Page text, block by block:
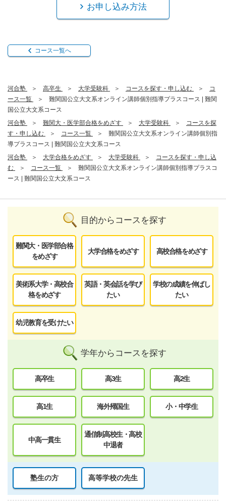
お申し込み方法
コース一覧へ
河合塾 高卒生 大学受験科 コースを探す・申し込む
コ
ース一覧
難関国公立大文系オンライン講師個別指導プラスコース | 難関
国公立大文系コース
河合塾
難関大・医学部合格をめざす 大学受験科
コースを探
す・申し込む
コース一覧
難関国公立大文系オンライン講師個別指
導プラスコース | 難関国公立大文系コース
河合塾
大学合格をめざす 大学受験科
コースを探す・申し込
む
コース一覧
難関国公立大文系オンライン講師個別指導プラスコ
ース | 難関国公立大文系コース
目的からコースを探す
難関大・医学部合格
をめざす
大学合格をめざす 高校合格をめざす
美術系大学・高校合
格をめざす
英語・英会話を学び
たい
学校の成績を伸ばし
たい
幼児教育を受けたい
学年からコースを探す
高卒生 高3生 高2生
高1生 海外帰国生 小・中学生
中高一貫生
通信制高校生・高校
中退者
塾生の方 高等学校の先生